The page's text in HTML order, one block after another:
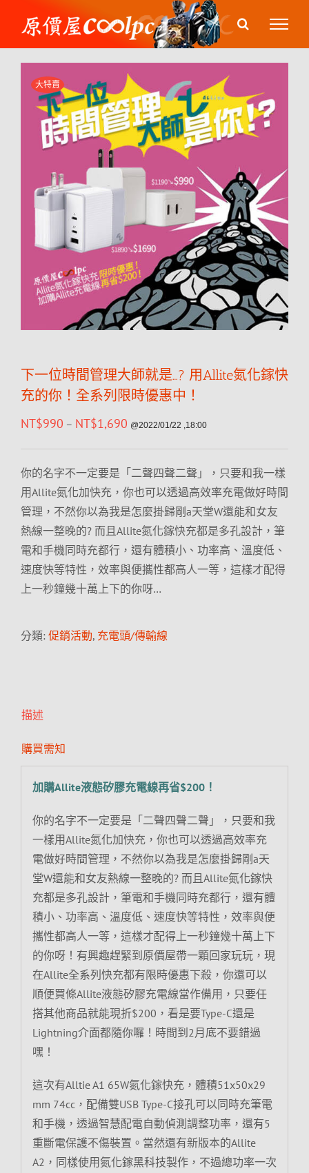
content
大特賣
下一位時間管理大師就是…? 用Allite氮化鎵快
充的你！全系列限時優惠中！
NT$990 – NT$1,690 @2022/01/22 ,18:00
你的名字不一定要是「二聲四聲二聲」，只要和我一樣
用Allite氮化加快充，你也可以透過高效率充電做好時間
管理，不然你以為我是怎麼掛歸剛a天堂W還能和女友
熱線一整晚的? 而且Allite氮化鎵快充都是多孔設計，筆
電和手機同時充都行，還有體積小、功率高、溫度低、
速度快等特性，效率與便攜性都高人一等，這樣才配得
上一秒鐘幾十萬上下的你呀…
分類: 促銷活動, 充電頭/傳輸線
描述
購買需知
加購Allite液態矽膠充電線再省$200！
你的名字不一定要是「二聲四聲二聲」，只要和我
一樣用Allite氮化加快充，你也可以透過高效率充
電做好時間管理，不然你以為我是怎麼掛歸剛a天
堂W還能和女友熱線一整晚的? 而且Allite氮化鎵快
充都是多孔設計，筆電和手機同時充都行，還有體
積小、功率高、溫度低、速度快等特性，效率與便
攜性都高人一等，這樣才配得上一秒鐘幾十萬上下
的你呀！有興趣趕緊到原價屋帶一顆回家玩玩，現
在Allite全系列快充都有限時優惠下殺，你還可以
順便買條Allite液態矽膠充電線當作備用，只要任
搭其他商品就能現折$200，看是要Type-C還是
Lightning介面都隨你囉！時間到2月底不要錯過
嘿！
這次有Alltie A1 65W氮化鎵快充，體積51x50x29
mm 74cc，配備雙USB Type-C接孔可以同時充筆電
和手機，透過智慧配電自動偵測調整功率，還有5
重斷電保護不傷裝置。當然還有新版本的Allite
A2，同樣使用氮化鎵黑科技製作，不過總功率一次